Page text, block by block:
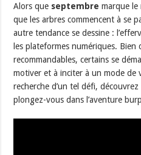
Alors que septembre marque le
que les arbres commencent à se
autre tendance se dessine :
les plateformes numériques.
recommandables, certains se
motiver et à inciter à un mode de
recherche d’un tel défi,
plongez-vous dans l’aventure